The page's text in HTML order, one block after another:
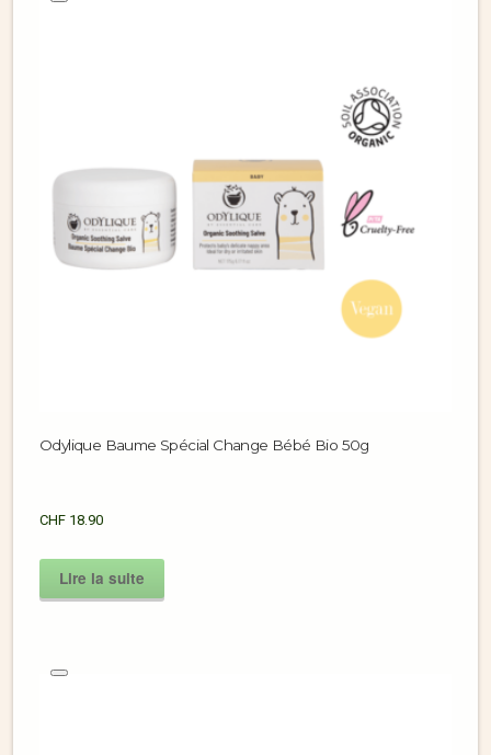
Odylique Baume Spécial Change Bébé Bio 50g
CHF 18.90
Lire la suite